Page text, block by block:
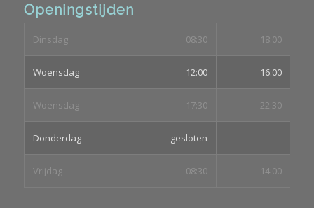
Openingstijden
Dinsdag 08:30 18:00
Woensdag 12:00 16:00
Woensdag 17:30 22:30
Donderdag gesloten
Vrijdag 08:30 14:00